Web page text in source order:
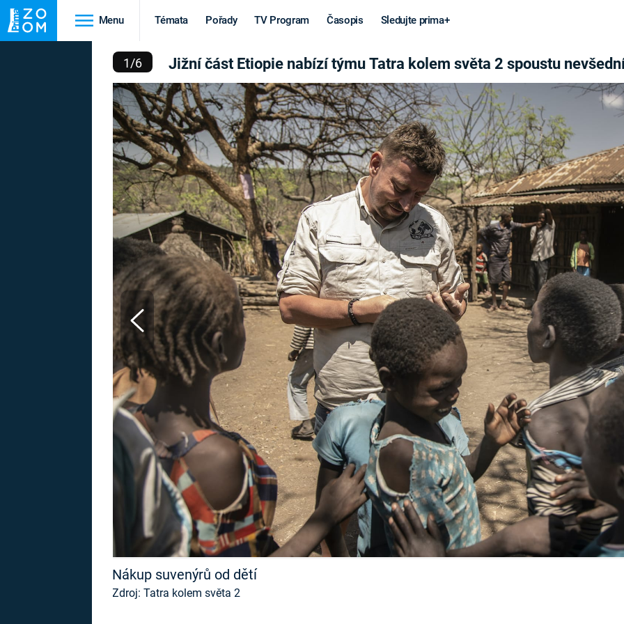
Menu Témata Pořady TV Program Časopis Sledujte prima+
HRADY A ZÁMKY
HEDVÁBNÁ STEZKA
Historie
VIKINGOVÉ
EPIDEMIE A
PANDEMIE
STAROVĚKÝ EGYPT
Věda a
technika
KORONAVIRUS
VESMÍR
MARS
Války
STUDENÁ
VÁLKA VE
VIETNAMU
VÁLEČNÉ
SERIÁLY
světová válka
PRVNÍ SVĚTOVÁ
Výročí
MARIE TEREZIE
NAPOLEON
BONAPARTE
BRITSKÁ
KRÁLOVSKÁ
RODINA
Záhady a
konspirace
UFO A
MIMOZEMŠŤANÉ
UTAJENÉ PŘÍBĚHY
ČESKÝCH DĚJIN
ALTERNATIVNÍ
HISTORIE
FILMY
REALITA
HORORY
REALITA
OPTICKÉ
KLAMY
KOLEM SVĚTA 2 SPOUSTU NEVŠEDNÍCH
1/6 Jižní část Etiopie nabízí týmu Tatra kolem světa 2 spoustu
Nákup suvenýrů od dětí
Zdroj: Tatra kolem světa 2